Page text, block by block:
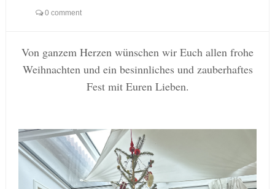
0 comment
Von ganzem Herzen wünschen wir Euch allen frohe
Weihnachten und ein besinnliches und zauberhaftes
Fest mit Euren Lieben.